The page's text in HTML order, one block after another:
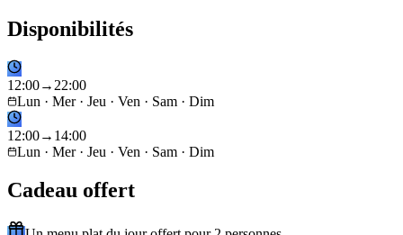
Disponibilités
12:00→ 22:00
Lun · Mer · Jeu · Ven · Sam · Dim
12:00→ 14:00
Lun · Mer · Jeu · Ven · Sam · Dim
Cadeau offert